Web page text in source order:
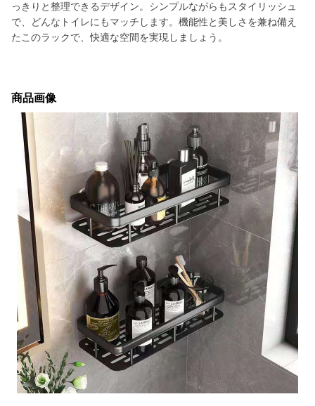
っきりと整理できるデザイン。シンプルながらもスタイリッシュ
で、どんなトイレにもマッチします。機能性と美しさを兼ね備え
たこのラックで、快適な空間を実現しましょう。
商品画像